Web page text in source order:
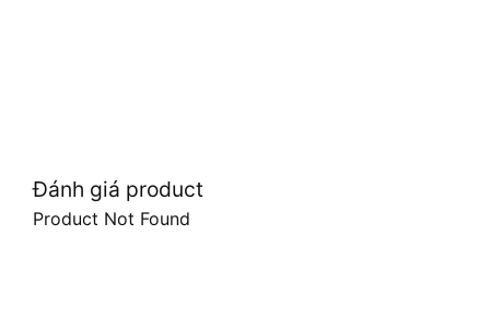
Đánh giá product
Product Not Found